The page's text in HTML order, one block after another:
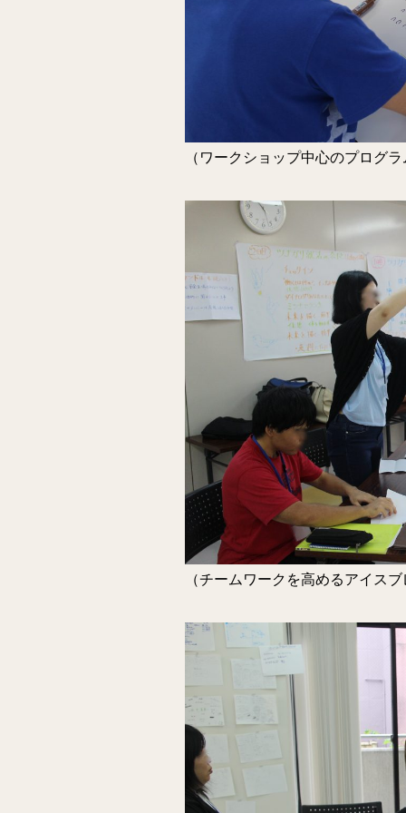
（ワークショップ中心のプログ
（チームワークを高めるアイス